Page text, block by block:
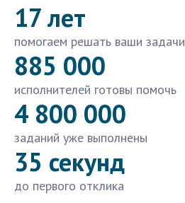
17 лет
помогаем решать ваши задачи
885 000
исполнителей готовы помочь
4 800 000
заданий уже выполнены
35 секунд
до первого отклика